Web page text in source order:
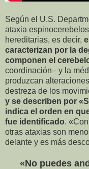
Según el U.S.
ataxia
hereditarias, es decir,
caracterizan por la
componen el
coordinación– y la
produzcan
destreza de los
y se describen por
indica el orden en
fue identificado.
otras ataxias son
delante y es más
«No puedes